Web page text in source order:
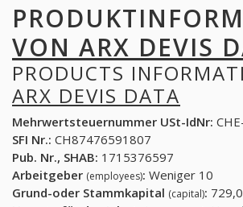
VON ARX DEVIS
PRODUCTS
ARX DEVIS DATA
Mehrwertsteuernummer USt-IdNr:
SFI Nr.: CH87476591807
Pub. Nr., SHAB: 1715376597
Arbeitgeber (employees): Weniger 10
Grund-oder Stammkapital (capital):